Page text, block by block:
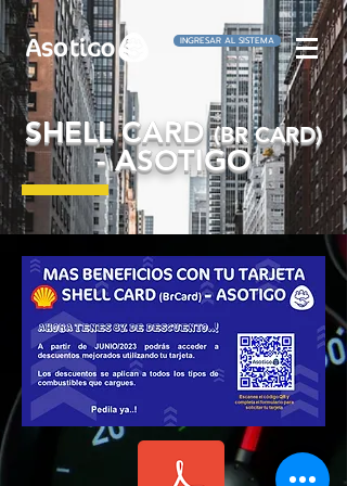
INGRESAR AL SISTEMA
SHELL CARD(BR CARD)
- ASOTIGO